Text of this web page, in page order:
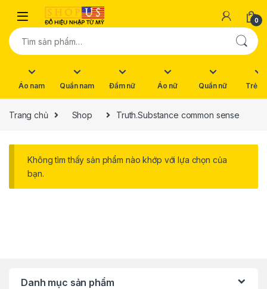
Skip to navigation
Skip to content
0
Tìm kiếm:
Áo nam Quần nam Đầm nữ Áo nữ Quần nữ Trẻ
Trang chủ Shop Truth.Substance common sense
Không tìm thấy sản phẩm nào khớp với lựa chọn của
bạn.
Danh mục sản phẩm